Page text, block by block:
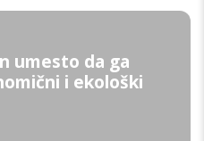
umesto da ga
i ekološki